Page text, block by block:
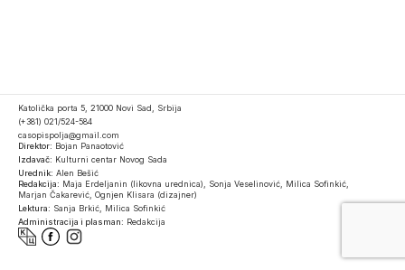
Katolička porta 5, 21000 Novi Sad, Srbija
(+381) 021/524-584
casopispolja@gmail.com
Direktor: Bojan Panaotović
Izdavač: Kulturni centar Novog Sada
Urednik: Alen Bešić
Redakcija: Maja Erdeljanin (likovna urednica), Sonja Veselinović, Milica Sofinkić,
Marjan Čakarević, Ognjen Klisara (dizajner)
Lektura: Sanja Brkić, Milica Sofinkić
Administracija i plasman: Redakcija